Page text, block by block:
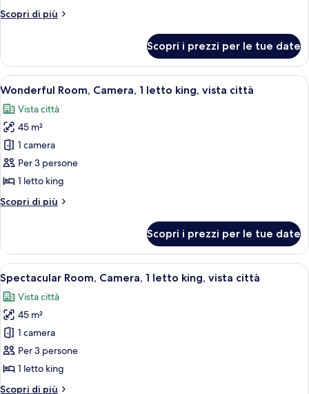
king,
Scopri di più
Altri
1
letto
king,
città
Scopri i prezzi per le tue date
Apri
tutte
le
foto
per
Wonderful
Room,
1
vista
città
Una camera d'hotel moderna con
6
Wonderful Room, Camera, 1 letto king, vista città
Vista città
45 m²
1 camera
Per 3 persone
1 letto king
Scopri di più
Altri
Room,
Camera,
1
letto
king,
vista
città
Scopri i prezzi per le tue date
Apri
tutte
le
foto
per
Spectacular
Room,
Camera d'albergo moderna con
5
Spectacular Room, Camera, 1 letto king, vista città
Vista città
45 m²
1 camera
Per 3 persone
1 letto king
Scopri di più
Altri